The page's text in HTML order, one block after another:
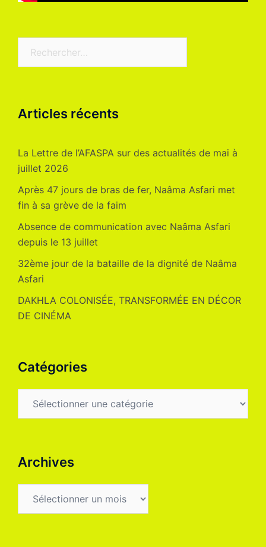
Articles récents
La Lettre de l’AFASPA sur des actualités de mai à
juillet 2026
Après 47 jours de bras de fer, Naâma Asfari met
fin à sa grève de la faim
Absence de communication avec Naâma Asfari
depuis le 13 juillet
32ème jour de la bataille de la dignité de Naâma
Asfari
DAKHLA COLONISÉE, TRANSFORMÉE EN DÉCOR
DE CINÉMA
Catégories
Archives